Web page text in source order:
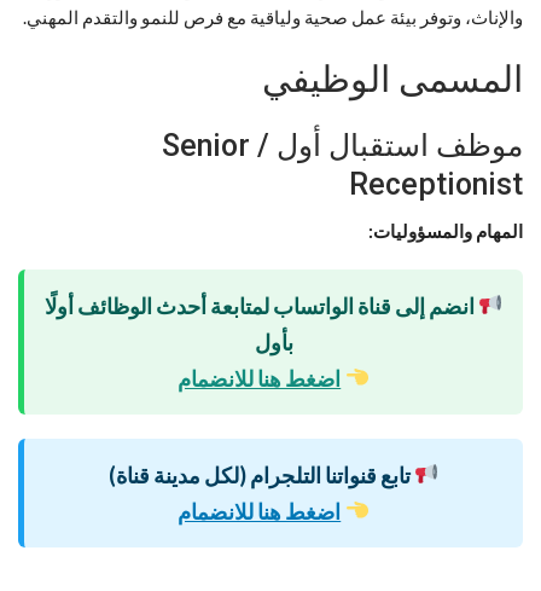
والإناث، وتوفر بيئة عمل صحية ولياقية مع فرص للنمو والتقدم المهني.
المسمى الوظيفي
موظف استقبال أول / Senior
Receptionist
المهام والمسؤوليات:
انضم إلى قناة الواتساب لمتابعة أحدث الوظائف أولًا
بأول
اضغط هنا للانضمام
تابع قنواتنا التلجرام (لكل مدينة قناة)
اضغط هنا للانضمام